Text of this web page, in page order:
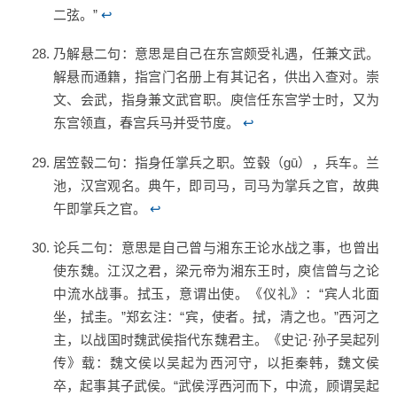
二弦。” ↩
乃解悬二句：意思是自己在东宫颇受礼遇，任兼文武。
解悬而通籍，指宫门名册上有其记名，供出入查对。崇
文、会武，指身兼文武官职。庾信任东宫学士时，又为
东宫领直，春宫兵马并受节度。 ↩
居笠毂二句：指身任掌兵之职。笠毂（gū），兵车。兰
池，汉宫观名。典午，即司马，司马为掌兵之官，故典
午即掌兵之官。 ↩
论兵二句：意思是自己曾与湘东王论水战之事，也曾出
使东魏。江汉之君，梁元帝为湘东王时，庾信曾与之论
中流水战事。拭玉，意谓出使。《仪礼》：“宾人北面
坐，拭圭。”郑玄注：“宾，使者。拭，清之也。”西河之
主，以战国时魏武侯指代东魏君主。《史记·孙子吴起列
传》载：魏文侯以吴起为西河守，以拒秦韩，魏文侯
卒，起事其子武侯。“武侯浮西河而下，中流，顾谓吴起